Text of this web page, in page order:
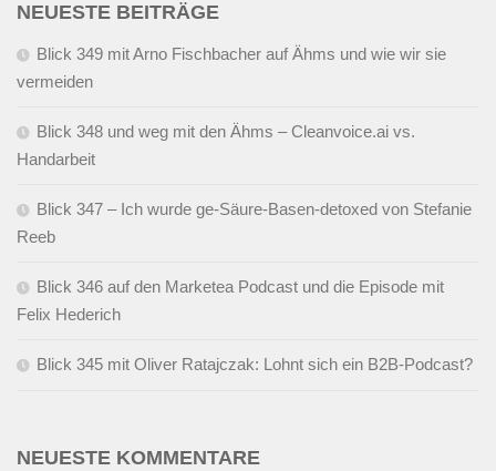
NEUESTE BEITRÄGE
Blick 349 mit Arno Fischbacher auf Ähms und wie wir sie
vermeiden
Blick 348 und weg mit den Ähms – Cleanvoice.ai vs.
Handarbeit
Blick 347 – Ich wurde ge-Säure-Basen-detoxed von Stefanie
Reeb
Blick 346 auf den Marketea Podcast und die Episode mit
Felix Hederich
Blick 345 mit Oliver Ratajczak: Lohnt sich ein B2B-Podcast?
NEUESTE KOMMENTARE